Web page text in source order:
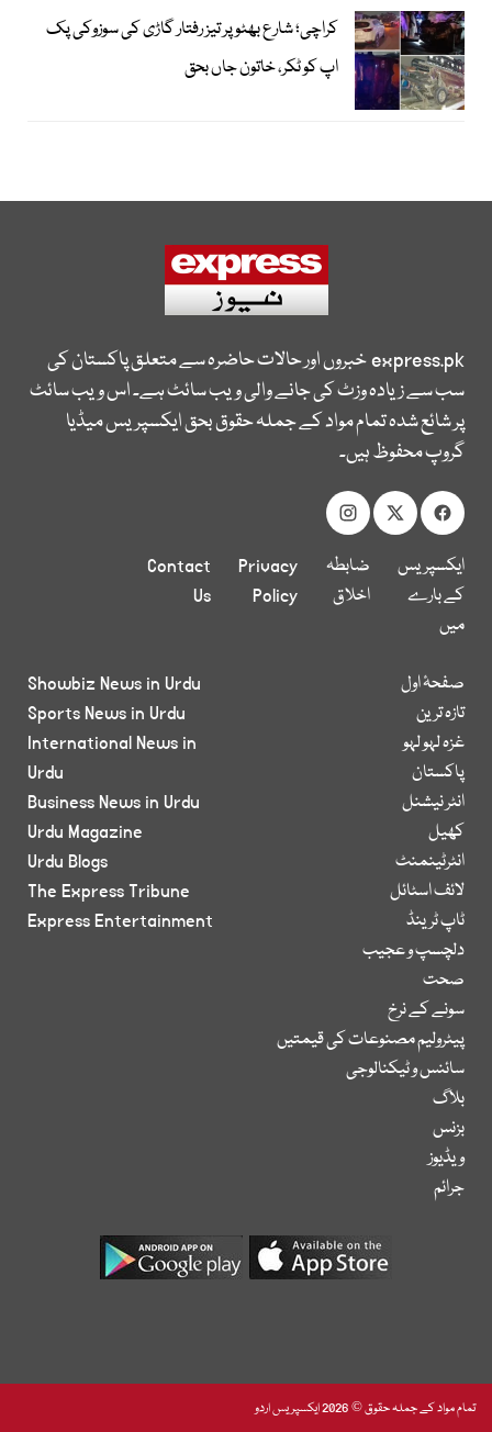
کراچی؛ شارع بھٹو پر تیز رفتار گاڑی کی سوزوکی پک
اپ کو ٹکر، خاتون جاں بحق
express.pkخبروں اور حالات حاضرہ سے متعلق پاکستان کی
سب سے زیادہ وزٹ کی جانے والی ویب سائٹ ہے۔ اس ویب سائٹ
پر شائع شدہ تمام مواد کے جملہ حقوق بحق ایکسپریس میڈیا
گروپ محفوظ ہیں۔
ایکسپریس
کے بارے
میں
ضابطہ
اخلاق
Privacy
Policy
Contact
Us
صفحۂ اول
تازہ ترین
غزہ لہو لہو
پاکستان
انٹر نیشنل
کھیل
انٹرٹینمنٹ
لائف اسٹائل
ٹاپ ٹرینڈ
دلچسپ و عجیب
صحت
سونے کے نرخ
پیٹرولیم مصنوعات کی قیمتیں
سائنس و ٹیکنالوجی
بلاگ
بزنس
ویڈیوز
جرائم
Showbiz News in Urdu
Sports News in Urdu
International News in
Urdu
Business News in Urdu
Urdu Magazine
Urdu Blogs
The Express Tribune
Express Entertainment
تمام مواد کے جملہ حقوق © 2026 ایکسپریس اردو